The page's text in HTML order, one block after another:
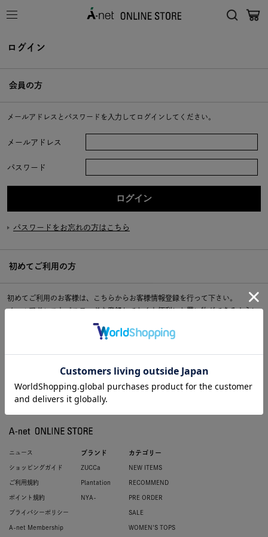
ログイン
会員の方
メールアドレスとパスワードを入力してログインしてください。
メールアドレス
パスワード
パスワードをお忘れの方はこちら
初めてご利用の方
初めてご利用のお客様は、こちらからお客様情報登録を行って下さい。
メールアドレスとパスワードを登録しておくと便利にお買い物ができるように
ニュース
ショッピングガイド
ご利用規約
ポイント規約
プライバシーポリシー
A-net Membership
ブランド
ZUCCa
Plantation
NYA-
カテゴリー
NEW ITEMS
RECOMMEND
PRE ORDER
SALE
WOMEN'S TOPS